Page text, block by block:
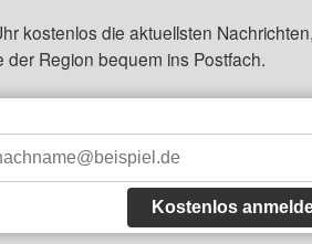
kostenlos die aktuellsten
der Region bequem ins Postfach.
Kostenlos